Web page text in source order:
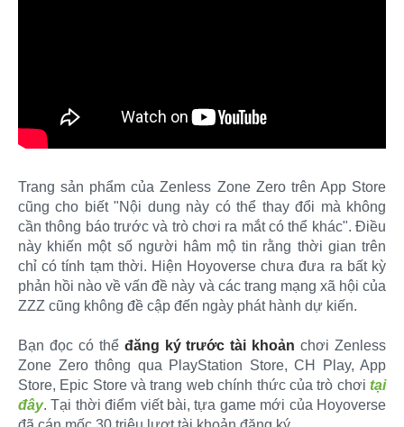
Trang sản phẩm của Zenless Zone Zero trên App Store
cũng cho biết "Nội dung này có thể thay đổi mà không
cần thông báo trước và trò chơi ra mắt có thể khác". Điều
này khiến một số người hâm mộ tin rằng thời gian trên
chỉ có tính tạm thời. Hiện Hoyoverse chưa đưa ra bất kỳ
phản hồi nào về vấn đề này và các trang mạng xã hội của
ZZZ cũng không đề cập đến ngày phát hành dự kiến.
Bạn đọc có thể đăng ký trước tài khoản chơi Zenless
Zone Zero thông qua PlayStation Store, CH Play, App
Store, Epic Store và trang web chính thức của trò chơi tại
đây. Tại thời điểm viết bài, tựa game mới của Hoyoverse